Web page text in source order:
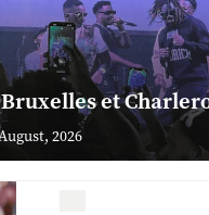
Bruxelles et
2026